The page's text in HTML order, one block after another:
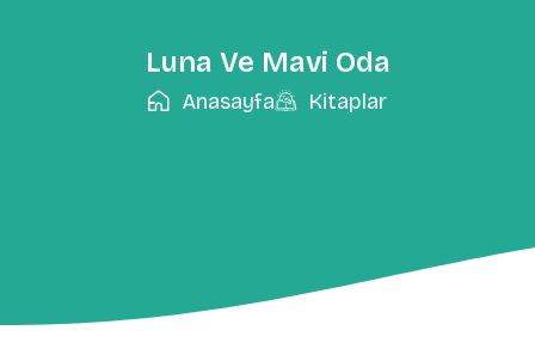
Luna Ve Mavi Oda
Anasayfa Kitaplar